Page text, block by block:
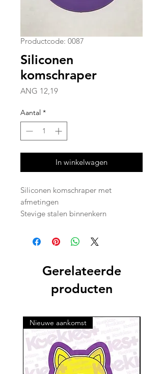
Productcode: 0087
Siliconen
komschraper
ANG 12,19Prijs
Aantal *
In winkelwagen
Siliconen komschraper met
afmetingen
Stevige stalen binnenkern
Gerelateerde
producten
Nieuwe aankomst